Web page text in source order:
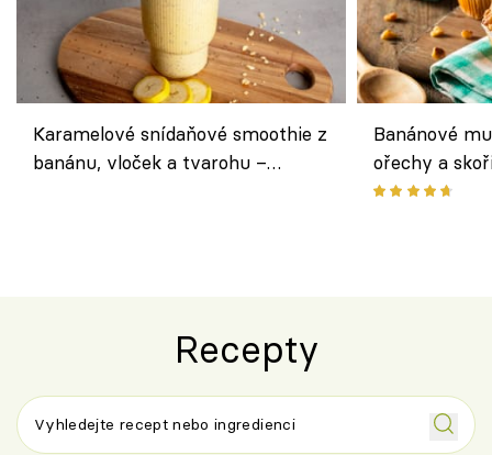
Karamelové snídaňové smoothie z
banánu, vloček a tvarohu –
Banánové
ořechy a
Recepty